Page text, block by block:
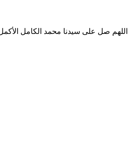
اللهم صل على سيدنا محمد الكامل